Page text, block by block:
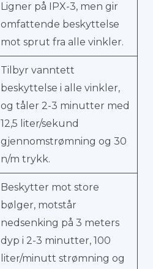
Ligner på IPX-3, men gir
omfattende beskyttelse
mot sprut fra alle vinkler.
Tilbyr vanntett
beskyttelse i alle vinkler,
og tåler 2-3 minutter med
12,5 liter/sekund
gjennomstrømning og 30
n/m trykk.
Beskytter mot store
bølger, motstår
nedsenking på 3 meters
dyp i 2-3 minutter, 100
liter/minutt strømning og